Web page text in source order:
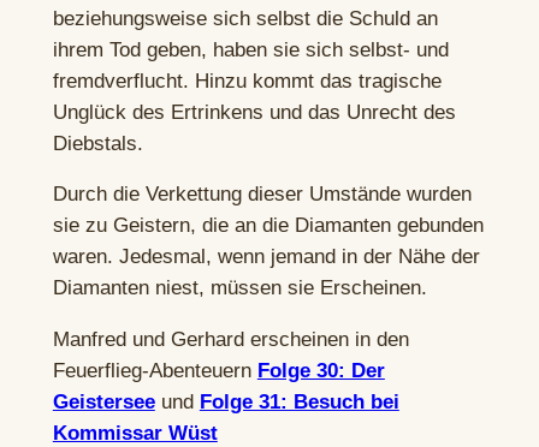
beziehungsweise sich selbst die Schuld an
ihrem Tod geben, haben sie sich selbst- und
fremdverflucht. Hinzu kommt das tragische
Unglück des Ertrinkens und das Unrecht des
Diebstals.
Durch die Verkettung dieser Umstände wurden
sie zu Geistern, die an die Diamanten gebunden
waren. Jedesmal, wenn jemand in der Nähe der
Diamanten niest, müssen sie Erscheinen.
Manfred und Gerhard erscheinen in den
Feuerflieg-Abenteuern Folge 30: Der
Geisterseeund Folge 31: Besuch bei
Kommissar Wüst